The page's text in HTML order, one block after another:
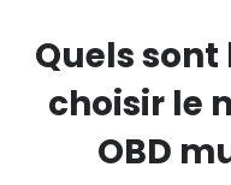
Quels
choisir le
OBD